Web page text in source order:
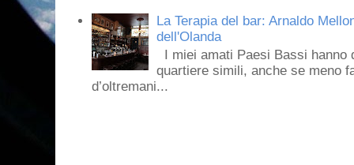
La Terapia del bar: Arnaldo
dell'Olanda
I miei amati Paesi Bassi
quartiere simili, anche se meno
d’oltremani...